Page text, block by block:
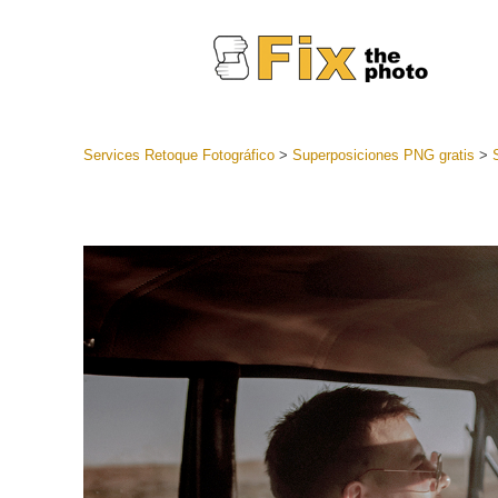
Servicios
Services Retoque Fotográfico> Superposiciones PNG gratis >